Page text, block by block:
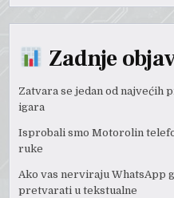
Zadnje
Zatvara se jedan od najvećih
igara
Isprobali smo Motorolin
ruke
Ako vas nerviraju WhatsApp
pretvarati u tekstualne